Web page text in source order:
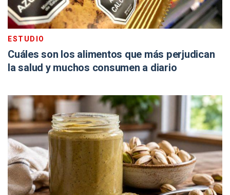
ESTUDIO
Cuáles son los alimentos que más perjudican
la salud y muchos consumen a diario